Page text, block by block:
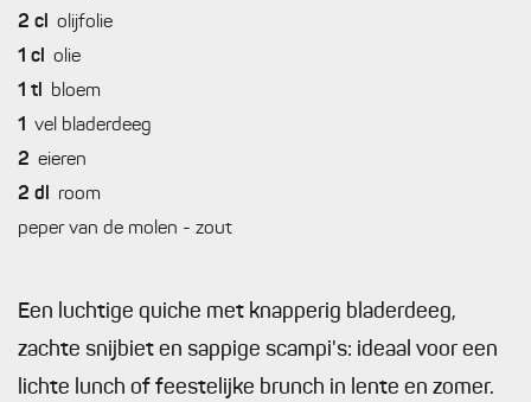
2 cl
olijfolie
1 cl
olie
1 tl
bloem
1
vel bladerdeeg
2 eieren
2 dl
room
peper van de molen - zout
Een luchtige quiche met knapperig bladerdeeg,
zachte snijbiet en sappige scampi's: ideaal voor een
lichte lunch of feestelijke brunch in lente en zomer.